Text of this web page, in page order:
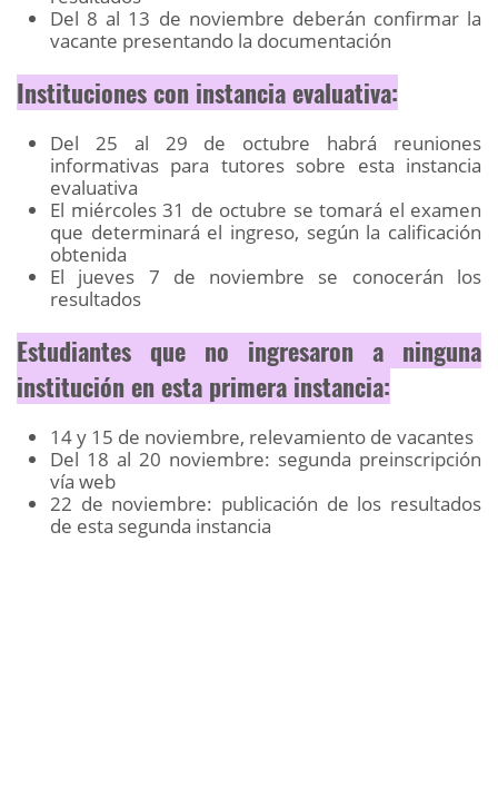
Del 8 al 13 de noviembre deberán confirmar la
vacante presentando la documentación
Instituciones con instancia evaluativa:
Del 25 al 29 de octubre habrá reuniones
informativas para tutores sobre esta instancia
evaluativa
El miércoles 31 de octubre se tomará el examen
que determinará el ingreso, según la calificación
obtenida
El jueves 7 de noviembre se conocerán los
resultados
Estudiantes que no ingresaron a ninguna
institución en esta primera instancia:
14 y 15 de noviembre, relevamiento de vacantes
Del 18 al 20 noviembre: segunda preinscripción
vía web
22 de noviembre: publicación de los resultados
de esta segunda instancia